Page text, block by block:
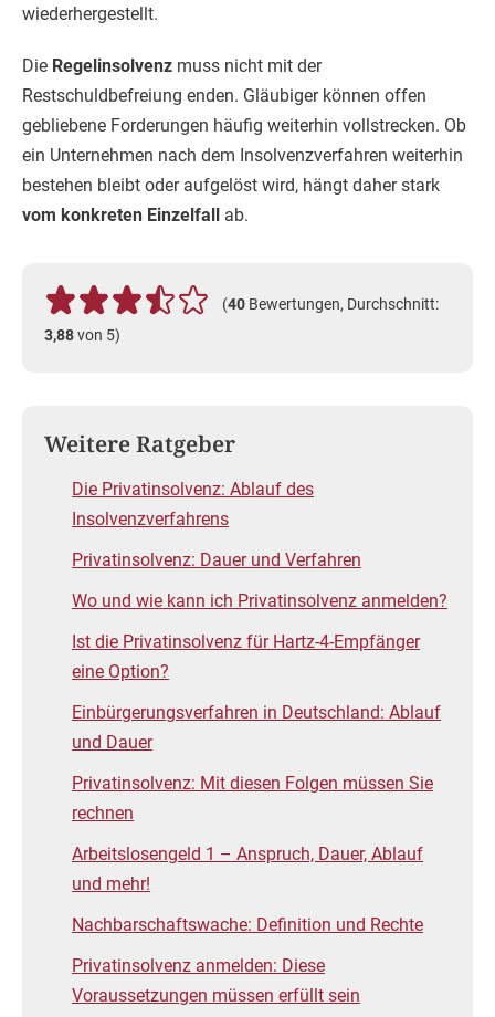
wiederhergestellt.
Die Regelinsolvenz muss nicht mit der
Restschuldbefreiung enden. Gläubiger können offen
gebliebene Forderungen häufig weiterhin vollstrecken. Ob
ein Unternehmen nach dem Insolvenzverfahren weiterhin
bestehen bleibt oder aufgelöst wird, hängt daher stark
vom konkreten Einzelfall
ab.
(40 Bewertungen, Durchschnitt:
3,88von 5)
Weitere Ratgeber
Die Privatinsolvenz: Ablauf des
Insolvenzverfahrens
Privatinsolvenz: Dauer und Verfahren
Wo und wie kann ich Privatinsolvenz anmelden?
Ist die Privatinsolvenz für Hartz-4-Empfänger
eine Option?
Einbürgerungsverfahren in Deutschland: Ablauf
und Dauer
Privatinsolvenz: Mit diesen Folgen müssen Sie
rechnen
Arbeitslosengeld 1 – Anspruch, Dauer, Ablauf
und mehr!
Nachbarschaftswache: Definition und Rechte
Privatinsolvenz anmelden: Diese
Voraussetzungen müssen erfüllt sein